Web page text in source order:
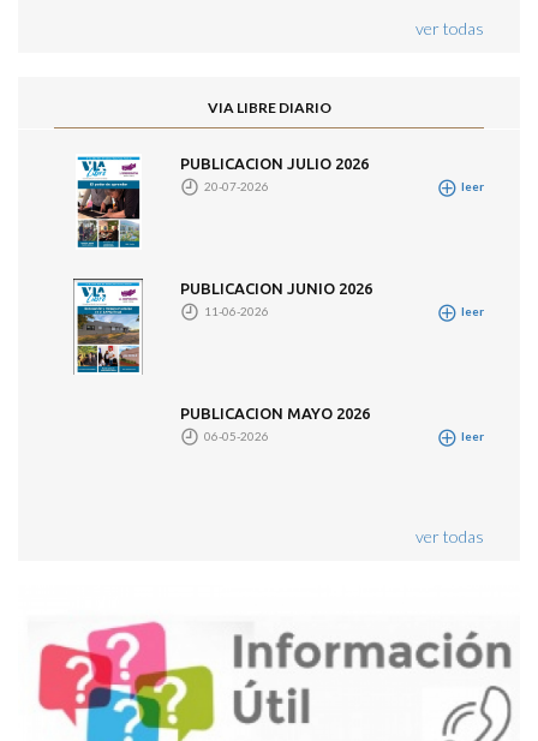
ver todas
VIA LIBRE DIARIO
PUBLICACION JULIO 2026
20-07-2026 leer
PUBLICACION JUNIO 2026
11-06-2026 leer
PUBLICACION MAYO 2026
06-05-2026 leer
ver todas